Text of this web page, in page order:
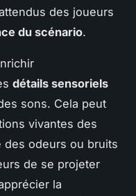
des joueurs
du scénario.
détails sensoriels
sons. Cela peut
vivantes des
des odeurs ou bruits
de se projeter
la